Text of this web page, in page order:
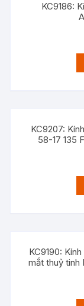
KC9186:
KC9207:
58-17 135
KC9190:
mắt thuỷ tinh